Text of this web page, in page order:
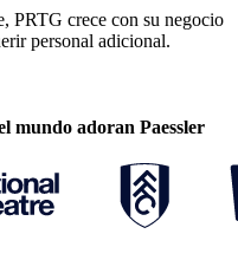
PRTG crece con su negocio
personal adicional.
mundo adoran Paessler